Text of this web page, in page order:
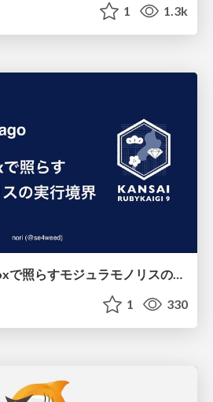
1 1.3k
torikago - Ruby::Boxで照らすモジュラモノリスの実行境界
1 330